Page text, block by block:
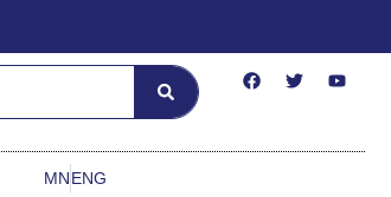
MNENG